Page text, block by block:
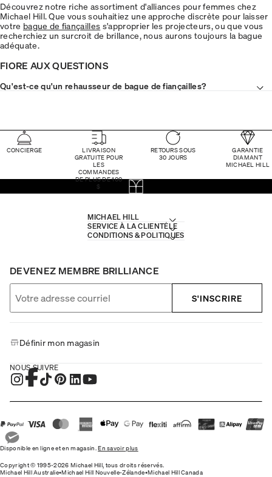
Découvrez notre riche assortiment d'alliances pour femmes chez
Michael Hill. Que vous souhaitiez une approche discrète pour laisser
votre bague de fiançailles s'approprier les projecteurs, ou que vous
recherchiez un surcroit de brillance, nous aurons toujours la bague
adéquate.
FIORE AUX QUESTIONS
Qu'est-ce qu'un rehausseur de bague de fiançailles?
CONCIERGE
LIVRAISON
GRATUITE POUR
LES
COMMANDES
DE PLUS DE 100
$
RETOURS SOUS
30 JOURS
GARANTIE
DIAMANT
MICHAEL HILL
MICHAEL HILL
SERVICE À LA CLIENTÈLE
CONDITIONS & POLITIQUES
DEVENEZ MEMBRE BRILLIANCE
S'INSCRIRE
Définir mon magasin
NOUS SUIVRE
Disponible en ligne et en magasin.En savoir plus
Copyright © 1995-2026 Michael Hill, tous droits réservés.
Michael Hill Australie•Michael Hill Nouvelle-Zélande•Michael Hill Canada